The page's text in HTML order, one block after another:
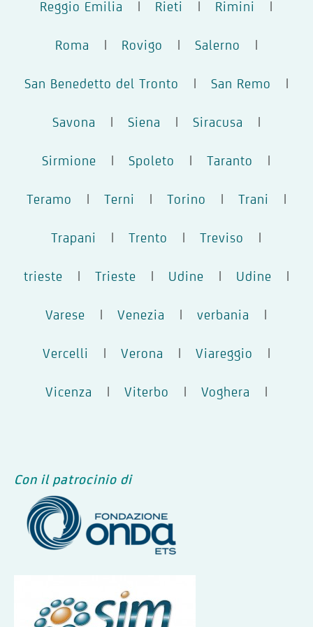
Reggio Emilia | Rieti | Rimini |
Roma | Rovigo | Salerno |
San Benedetto del Tronto | San Remo |
Savona | Siena | Siracusa |
Sirmione | Spoleto | Taranto |
Teramo | Terni | Torino | Trani |
Trapani | Trento | Treviso |
trieste | Trieste | Udine | Udine |
Varese | Venezia | verbania |
Vercelli | Verona | Viareggio |
Vicenza | Viterbo | Voghera |
Con il patrocinio di